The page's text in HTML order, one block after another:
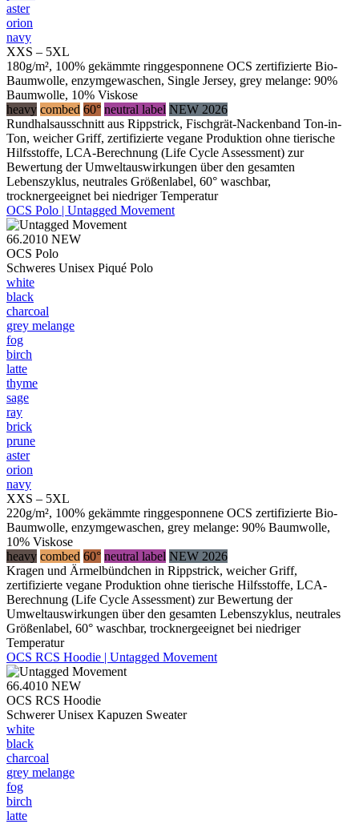
aster
orion
navy
XXS – 5XL
180g/m², 100% gekämmte ringgesponnene OCS zertifizierte Bio-
Baumwolle, enzymgewaschen, Single Jersey, grey melange: 90%
Baumwolle, 10% Viskose
heavy combed 60° neutral label NEW 2026
Rundhalsausschnitt aus Rippstrick, Fischgrät-Nackenband Ton-in-
Ton, weicher Griff, zertifizierte vegane Produktion ohne tierische
Hilfsstoffe, LCA-Berechnung (Life Cycle Assessment) zur
Bewertung der Umweltauswirkungen über den gesamten
Lebenszyklus, neutrales Größenlabel, 60° waschbar,
trocknergeeignet bei niedriger Temperatur
OCS Polo | Untagged Movement
66.2010 NEW
OCS Polo
Schweres Unisex Piqué Polo
white
black
charcoal
grey melange
fog
birch
latte
thyme
sage
ray
brick
prune
aster
orion
navy
XXS – 5XL
220g/m², 100% gekämmte ringgesponnene OCS zertifizierte Bio-
Baumwolle, enzymgewaschen, grey melange: 90% Baumwolle,
10% Viskose
heavy combed 60° neutral label NEW 2026
Kragen und Ärmelbündchen in Rippstrick, weicher Griff,
zertifizierte vegane Produktion ohne tierische Hilfsstoffe, LCA-
Berechnung (Life Cycle Assessment) zur Bewertung der
Umweltauswirkungen über den gesamten Lebenszyklus, neutrales
Größenlabel, 60° waschbar, trocknergeeignet bei niedriger
Temperatur
OCS RCS Hoodie | Untagged Movement
66.4010 NEW
OCS RCS Hoodie
Schwerer Unisex Kapuzen Sweater
white
black
charcoal
grey melange
fog
birch
latte